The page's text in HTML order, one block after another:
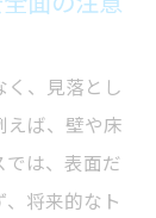
、見落とし
えば、壁や床
は、表面だ
将来的なト